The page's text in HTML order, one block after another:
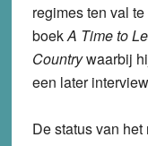
regimes ten val
boekA Time to
Countrywaarbij
een later
De status van